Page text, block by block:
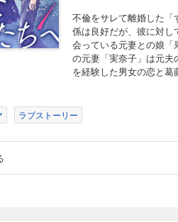
不倫をサレて離婚した
係は良好だが、彼に対
会っている元妻との娘
の元妻「実奈子」は元
を経験した男女の恋と葛
ラブストーリー